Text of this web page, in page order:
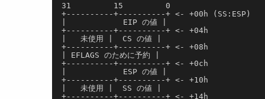
31         15         0
+----------+----------+ <- +00h (SS:ESP)
|            EIP の値 |
+----------+----------+ <- +04h
|   未使用 |  CS の値 |
+----------+----------+ <- +08h
| EFLAGS のために予約 |
+----------+----------+ <- +0ch
|            ESP の値 |
+----------+----------+ <- +10h
|   未使用 |  SS の値 |
+----------+----------+ <- +14h